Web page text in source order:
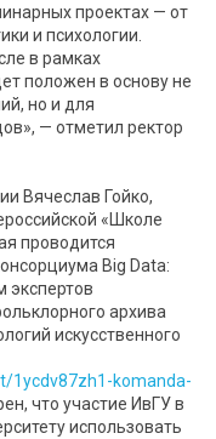
проектах — от
и психологии.
в рамках
положен в основу не
но и для
— отметил ректор
Вячеслав Гойко,
«Школе
проводится
Big Data:
экспертов
архива
искусственного
1ycdv87zh1-komanda-
что участие ИвГУ в
использовать